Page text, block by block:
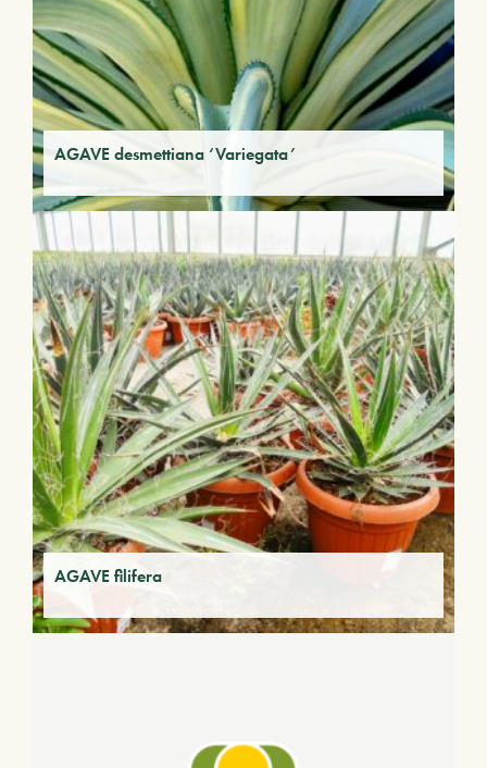
AGAVE desmettiana ‘Variegata’
AGAVE filifera